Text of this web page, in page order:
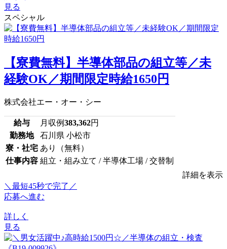
見る
スペシャル
【寮費無料】半導体部品の組立等／未
経験OK／期間限定時給1650円
株式会社エー・オー・シー
給与 月収例383,362円
勤務地
石川県 小松市
寮・社宅 あり（無料）
仕事内容 組立・組み立て / 半導体工場 / 交替制
詳細を表示
＼最短45秒で完了／
応募へ進む
詳しく
見る